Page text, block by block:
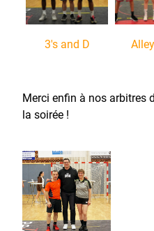
3's and D
Merci enfin à nos arbitres
la soirée !